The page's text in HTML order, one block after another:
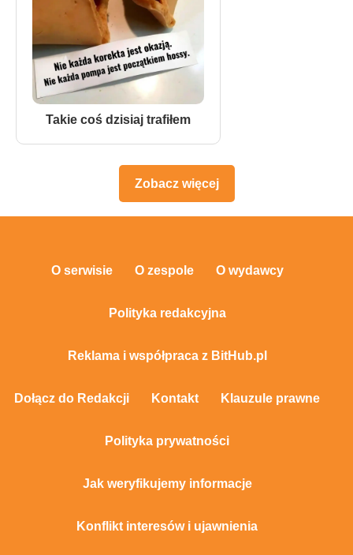
Takie coś dzisiaj trafiłem
Zobacz więcej
O serwisie O zespole O wydawcy
Polityka redakcyjna
Reklama i współpraca z BitHub.pl
Dołącz do Redakcji Kontakt Klauzule prawne
Polityka prywatności
Jak weryfikujemy informacje
Konflikt interesów i ujawnienia